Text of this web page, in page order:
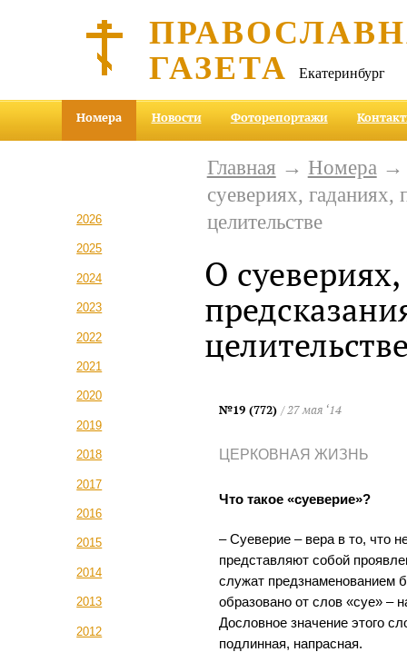
ГАЗЕТА Екатеринбург
Номера Новости Фоторепортажи
2026
2025
2024
2023
2022
2021
2020
2019
2018
2017
2016
2015
2014
2013
2012
Главная → Номера
суевериях, гаданиях,
целительстве
О
№19 (772) / 27 мая ‘14
ЦЕРКОВНАЯ ЖИЗНЬ
Что такое «суеверие»?
– Суеверие – вера в то, что
представляют собой
служат предзнаменованием
образовано от слов «суе» –
Дословное значение этого
подлинная, напрасная.